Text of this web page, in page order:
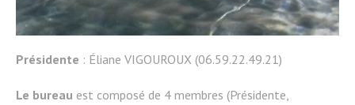
Présidente : Éliane VIGOUROUX (06.59.22.49.21)
Le bureau est composé de 4 membres (Présidente,